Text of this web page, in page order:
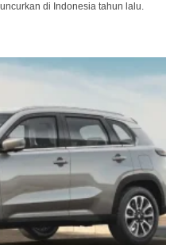
di Indonesia tahun lalu.